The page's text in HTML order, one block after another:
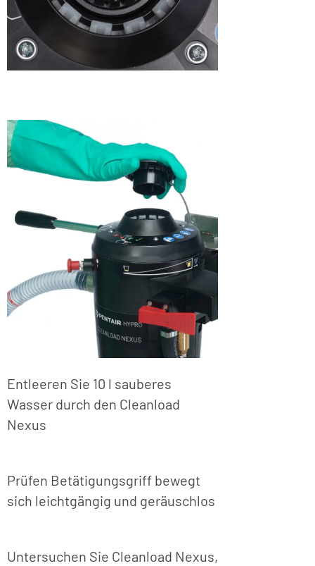
Entleeren Sie 10 l sauberes
Wasser durch den Cleanload
Nexus
Prüfen Betätigungsgriff bewegt
sich leichtgängig und geräuschlos
Untersuchen Sie Cleanload Nexus,